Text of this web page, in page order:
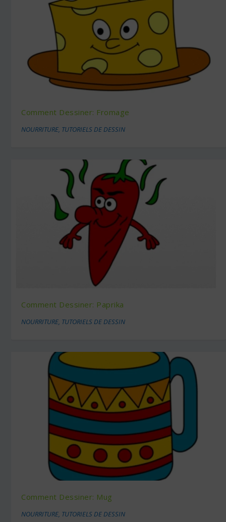
Comment Dessiner: Fromage
NOURRITURE, TUTORIELS DE DESSIN
Comment Dessiner: Paprika
NOURRITURE, TUTORIELS DE DESSIN
Comment Dessiner: Mug
NOURRITURE, TUTORIELS DE DESSIN